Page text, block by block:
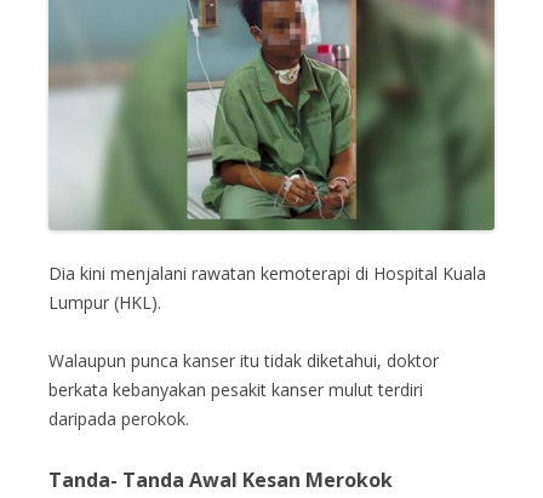
Dia kini menjalani rawatan kemoterapi di Hospital Kuala
Lumpur (HKL).
Walaupun punca kanser itu tidak diketahui, doktor
berkata kebanyakan pesakit kanser mulut terdiri
daripada perokok.
Tanda- Tanda Awal Kesan Merokok